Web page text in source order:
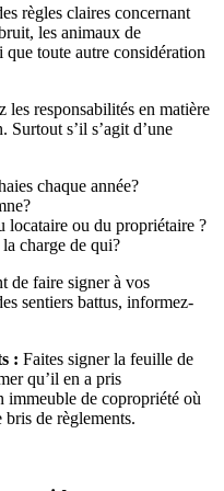
règles claires concernant
les animaux de
toute autre considération
les responsabilités en matière
s’il s’agit d’une
chaque année?
locataire ou du propriétaire ?
charge de qui?
de faire signer à vos
sentiers battus, informez-
: Faites signer la feuille de
qu’il en a pris
immeuble de copropriété où
bris de règlements.